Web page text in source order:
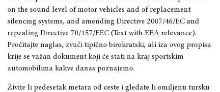
on the sound level of motor vehicles and of replacement
silencing systems, and amending Directive 2007/46/EC and
repealing Directive 70/157/EEC (Text with EEA relevance).
Pročitajte naglas, zvuči tipično birokratski, ali iza ovog propisa
krije se važan dokument koji će stati na kraj sportskim
automobilima kakve danas poznajemo.
Živite li pedesetak metara od ceste i gledate li omiljenu tursku